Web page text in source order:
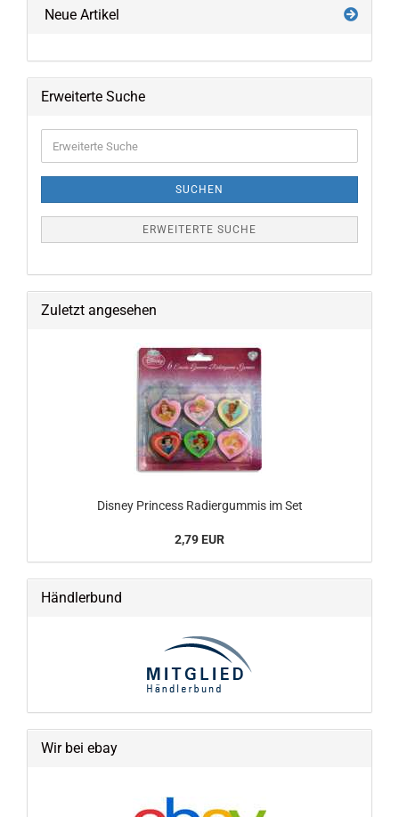
Neue Artikel
Erweiterte Suche
Suche
SUCHEN
ERWEITERTE SUCHE
Zuletzt angesehen
Disney Princess Radiergummis im Set
2,79 EUR
Händlerbund
Wir bei ebay